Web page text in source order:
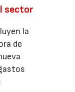
sector
la
de